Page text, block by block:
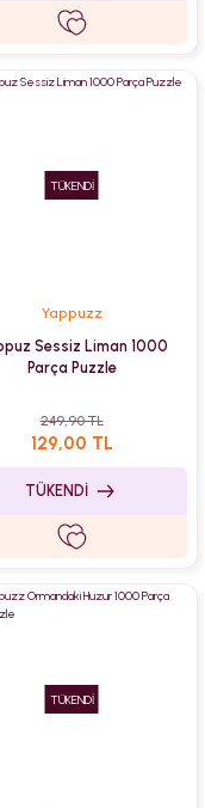
TÜKENDİ
Yappuzz
Sessiz Liman 1000
Parça Puzzle
249,90 TL
129,00 TL
TÜKENDİ
TÜKENDİ